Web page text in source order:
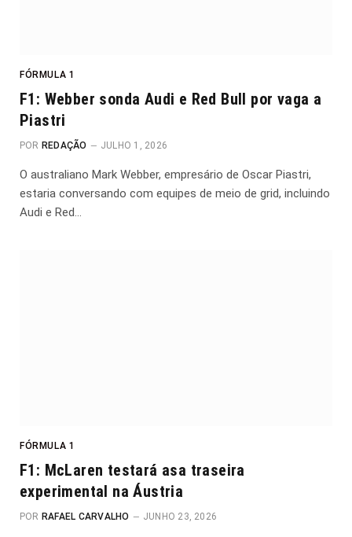
FÓRMULA 1
F1: Webber sonda Audi e Red Bull por vaga a
Piastri
POR REDAÇÃO JULHO 1, 2026
O australiano Mark Webber, empresário de Oscar Piastri,
estaria conversando com equipes de meio de grid, incluindo
Audi e Red…
FÓRMULA 1
F1: McLaren testará asa traseira
experimental na Áustria
POR RAFAEL CARVALHO JUNHO 23, 2026